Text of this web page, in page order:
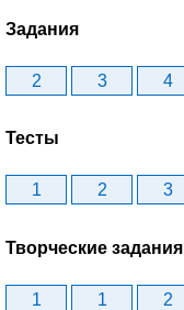
Задания
2 3 4
Тесты
1 2 3
Творческие задания
1 1 2